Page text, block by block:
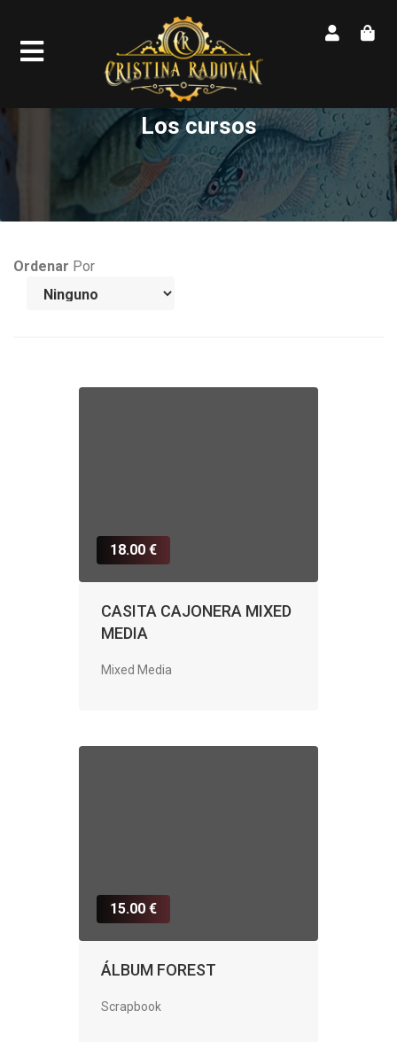
Los cursos
Ordenar Por
18.00 €
CASITA CAJONERA MIXED
MEDIA
Mixed Media
15.00 €
ÁLBUM FOREST
Scrapbook